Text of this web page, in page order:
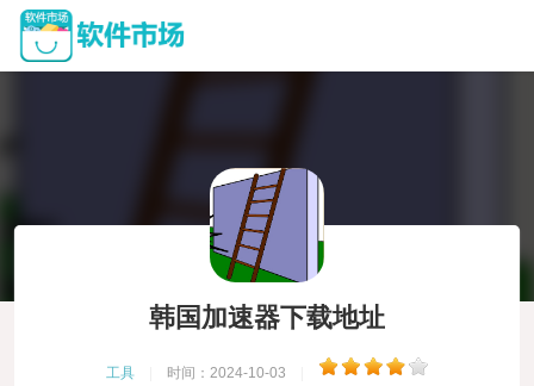
韩国加速器下载地址
工具 时间：2024-10-03